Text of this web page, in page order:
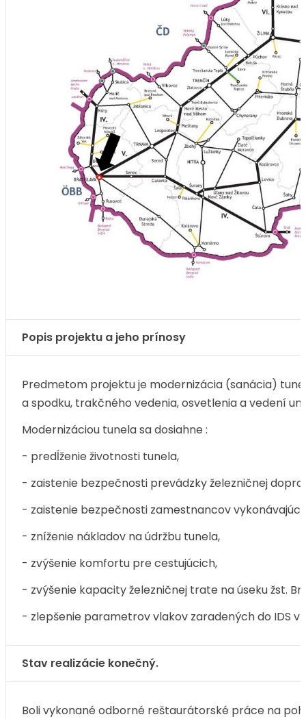
Popis projektu a jeho prínosy
Predmetom projektu je modernizácia (sanácia)
a spodku, trakčného vedenia, osvetlenia a vedení
Modernizáciou tunela sa dosiahne :
- predĺženie životnosti tunela,
- zaistenie bezpečnosti prevádzky železničnej
- zaistenie bezpečnosti zamestnancov
- zníženie nákladov na údržbu tunela,
- zvýšenie komfortu pre cestujúcich,
- zvýšenie kapacity železničnej trate na úseku žst.
- zlepšenie parametrov vlakov zaradených do IDS v
Stav realizácie konečný.
Boli vykonané odborné reštaurátorské práce na